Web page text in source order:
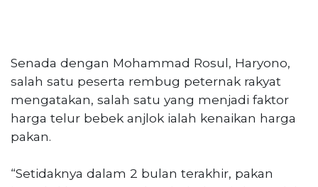
Senada dengan Mohammad Rosul, Haryono,
salah satu peserta rembug peternak rakyat
mengatakan, salah satu yang menjadi faktor
harga telur bebek anjlok ialah kenaikan harga
pakan.
“Setidaknya dalam 2 bulan terakhir, pakan